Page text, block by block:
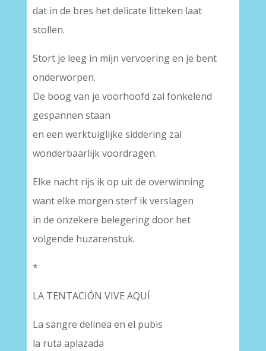
dat in de bres het delicate litteken laat
stollen.
Stort je leeg in mijn vervoering en je bent
onderworpen.
De boog van je voorhoofd zal fonkelend
gespannen staan
en een werktuiglijke siddering zal
wonderbaarlijk voordragen.
Elke nacht rijs ik op uit de overwinning
want elke morgen sterf ik verslagen
in de onzekere belegering door het
volgende huzarenstuk.
*
LA TENTACIÓN VIVE AQUÍ
La sangre delinea en el pubis
la ruta aplazada